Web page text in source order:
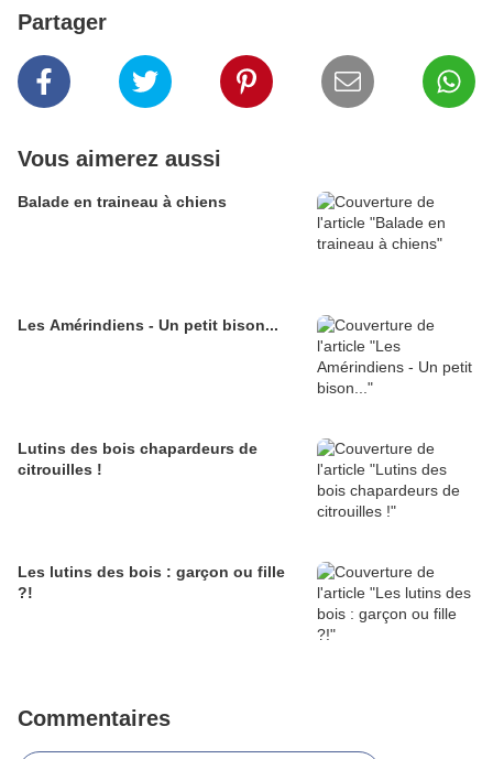
Partager
Vous aimerez aussi
Balade en traineau à chiens
Les Amérindiens - Un petit bison...
Lutins des bois chapardeurs de
citrouilles !
Les lutins des bois : garçon ou fille
?!
Commentaires